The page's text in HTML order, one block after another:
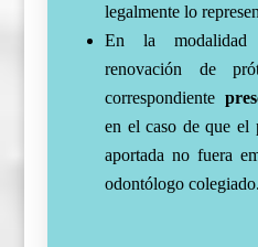
legalmente lo
En la
renovación de
correspondiente
en el caso de que el
aportada no fuera
odontólogo colegiado.